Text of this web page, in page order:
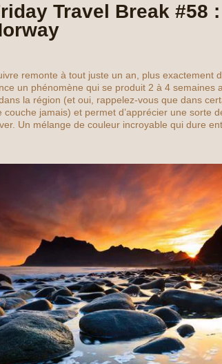
Travel Break #58
remonte à tout juste un an, plus exactement
un phénomène qui se produit 2 à 4 semaines
la région (et oui, rappelez-vous que dans
couche jamais) et permet d’apprécier une sorte
Un mélange de couleur incroyable qui dure